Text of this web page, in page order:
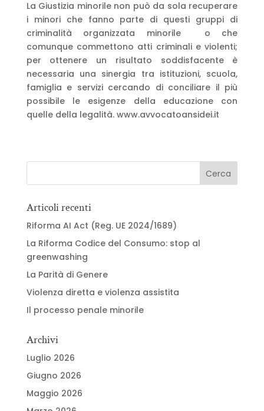
La Giustizia minorile non può da sola recuperare
i minori che fanno parte di questi gruppi di
criminalità organizzata minorile o che
comunque commettono atti criminali e violenti;
per ottenere un risultato soddisfacente è
necessaria una sinergia tra istituzioni, scuola,
famiglia e servizi cercando di conciliare il più
possibile le esigenze della educazione con
quelle della legalità. www.avvocatoansidei.it
Articoli recenti
Riforma AI Act (Reg. UE 2024/1689)
La Riforma Codice del Consumo: stop al
greenwashing
La Parità di Genere
Violenza diretta e violenza assistita
Il processo penale minorile
Archivi
Luglio 2026
Giugno 2026
Maggio 2026